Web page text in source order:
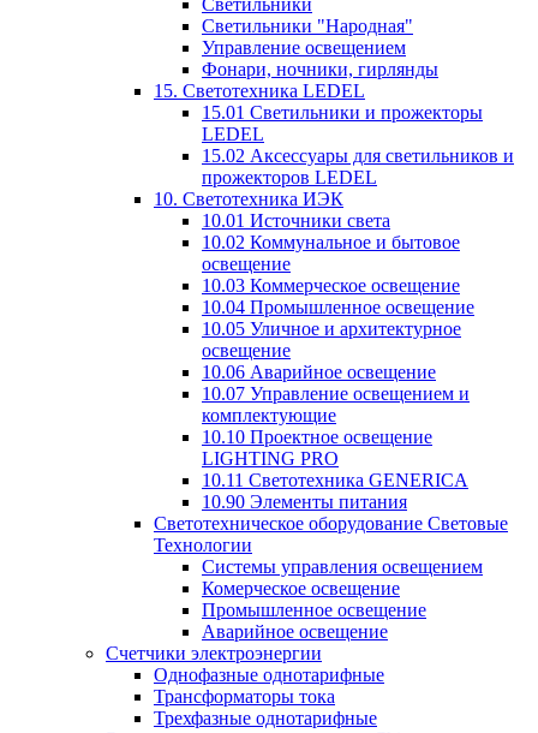
Светильники
Светильники "Народная"
Управление освещением
Фонари, ночники, гирлянды
15. Светотехника LEDEL
15.01 Светильники и прожекторы
LEDEL
15.02 Аксессуары для светильников и
прожекторов LEDEL
10. Светотехника ИЭК
10.01 Источники света
10.02 Коммунальное и бытовое
освещение
10.03 Коммерческое освещение
10.04 Промышленное освещение
10.05 Уличное и архитектурное
освещение
10.06 Аварийное освещение
10.07 Управление освещением и
комплектующие
10.10 Проектное освещение
LIGHTING PRO
10.11 Светотехника GENERICA
10.90 Элементы питания
Светотехническое оборудование Световые
Технологии
Системы управления освещением
Комерческое освещение
Промышленное освещение
Аварийное освещение
Счетчики электроэнергии
Однофазные однотарифные
Трансформаторы тока
Трехфазные однотарифные